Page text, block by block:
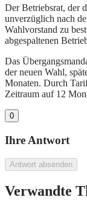
Der Betriebsrat, der
unverzüglich nach
Wahlvorstand zu
abgespaltenen
Das
der neuen Wahl,
Monaten. Durch
Zeitraum auf 12
0
Ihre Antwort
Antwort absenden
Verwandte